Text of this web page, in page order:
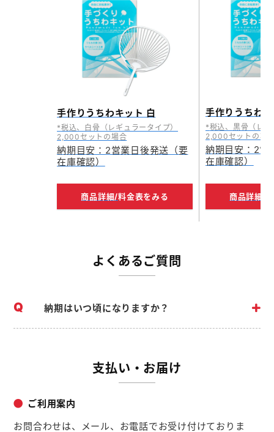
手作りうちわキット 白
税込、白骨（レギュラータイプ）
2,000セットの場合
納期目安：2営業日後発送（要
在庫確認）
商品詳細/料金表をみる
手作りうちわ
税込、黒骨（レ
2,000セットの場
納期目安：2営
在庫確認）
商品詳細/
よくあるご質問
納期はいつ頃になりますか？
支払い・お届け
ご利用案内
お問合わせは、メール、お電話でお受け付けておりま